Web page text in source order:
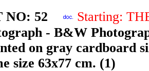
NO: 52
Starting:
- B&W
on gray cardboard
size 63x77 cm. (1)